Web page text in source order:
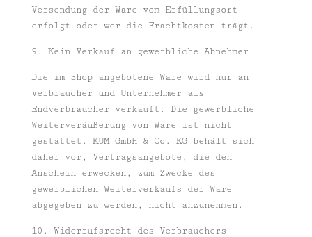
Versendung der Ware vom Erfüllungsort
erfolgt oder wer die Frachtkosten trägt.
9. Kein Verkauf an gewerbliche Abnehmer
Die im Shop angebotene Ware wird nur an
Verbraucher und Unternehmer als
Endverbraucher verkauft. Die gewerbliche
Weiterveräußerung von Ware ist nicht
gestattet. KUM GmbH & Co. KG behält sich
daher vor, Vertragsangebote, die den
Anschein erwecken, zum Zwecke des
gewerblichen Weiterverkaufs der Ware
abgegeben zu werden, nicht anzunehmen.
10. Widerrufsrecht des Verbrauchers